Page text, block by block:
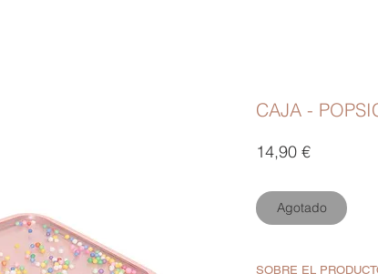
CAJA -
14,90 €Precio
Agotado
SOBRE EL